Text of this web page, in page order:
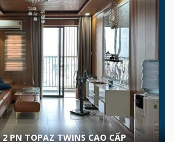
PN TOPAZ TWINS CAO CẤP